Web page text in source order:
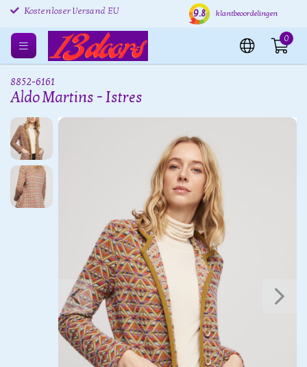
Kostenloser Versand EU
Kostenlose Rücksendung
Versand innerhalb von 24
9.8 klantbeoordelingen
0
8852-6161
Aldo Martins - Istres